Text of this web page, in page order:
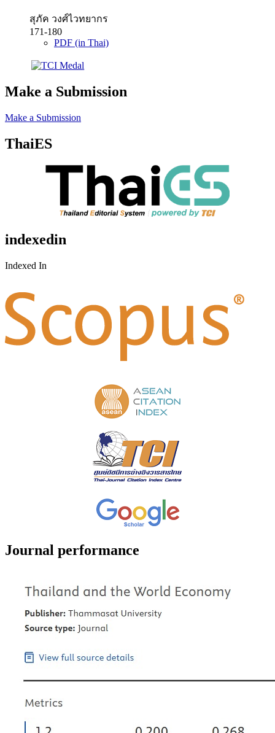
สุภัค วงศ์ไวทยากร
171-180
PDF (in Thai)
Make a Submission
Make a Submission
ThaiES
indexedin
Indexed In
Journal performance